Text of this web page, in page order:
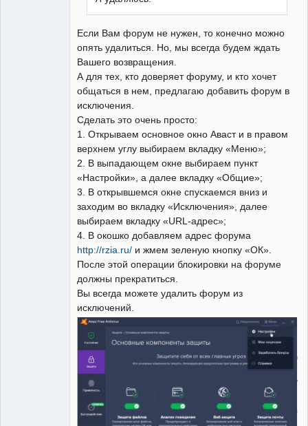
Если Вам форум не нужен, то конечно можно
опять удалиться. Но, мы всегда будем ждать
Вашего возвращения.
А для тех, кто доверяет форуму, и кто хочет
общаться в нем, предлагаю добавить форум в
исключения.
Сделать это очень просто:
1. Открываем основное окно Аваст и в правом
верхнем углу выбираем вкладку «Меню»;
2. В выпадающем окне выбираем пункт
«Настройки», а далее вкладку «Общие»;
3. В открывшемся окне спускаемся вниз и
заходим во вкладку «Исключения», далее
выбираем вкладку «URL-адрес»;
4. В окошко добавляем адрес форума
http://rzia.ru/ и жмем зеленую кнопку «ОК».
После этой операции блокировки на форуме
должны прекратиться.
Вы всегда можете удалить форум из
исключений.